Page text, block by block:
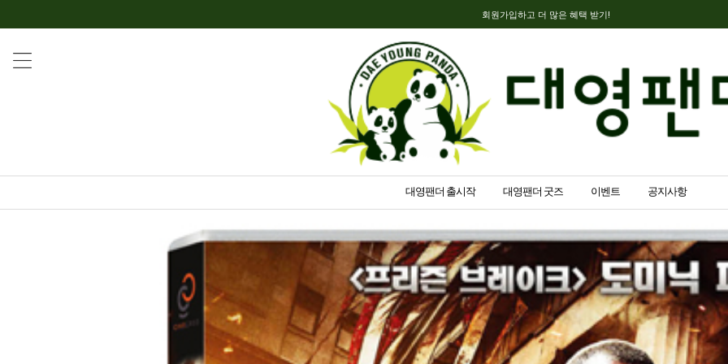
회원가입하고 더 많은 혜택 받기!
대영팬더 출시작 대영팬더 굿즈 이벤트 공지사항